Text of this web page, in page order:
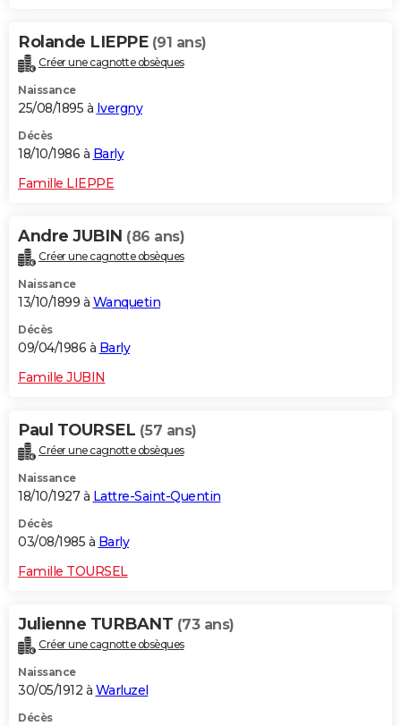
Rolande LIEPPE (91 ans)
Créer une cagnotte obsèques
Naissance
25/08/1895 à Ivergny
Décès
18/10/1986 à Barly
Famille LIEPPE
Andre JUBIN (86 ans)
Créer une cagnotte obsèques
Naissance
13/10/1899 à Wanquetin
Décès
09/04/1986 à Barly
Famille JUBIN
Paul TOURSEL (57 ans)
Créer une cagnotte obsèques
Naissance
18/10/1927 à Lattre-Saint-Quentin
Décès
03/08/1985 à Barly
Famille TOURSEL
Julienne TURBANT (73 ans)
Créer une cagnotte obsèques
Naissance
30/05/1912 à Warluzel
Décès